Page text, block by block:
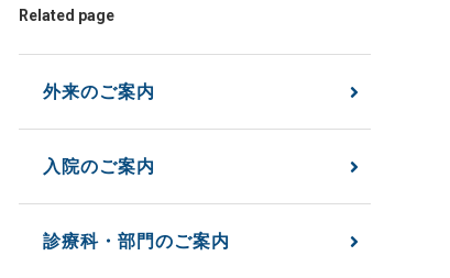
Related page
外来のご案内
入院のご案内
診療科・部門のご案内